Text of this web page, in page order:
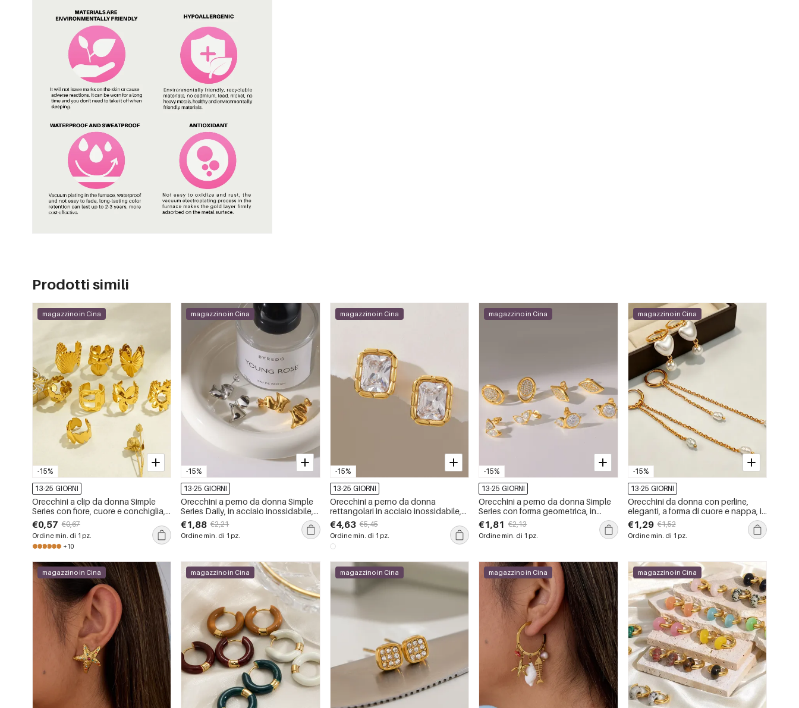
Prodotti simili
-15%
magazzino in Cina
13-25 GIORNI
Orecchini a clip da donna Simple
Series con fiore, cuore e conchiglia,
in acciaio inossidabile, impermeabili,
colore oro.
€0,57 €0,67
Ordine min. di 1 pz.
+10
-15%
magazzino in Cina
13-25 GIORNI
Orecchini a perno da donna Simple
Series Daily, in acciaio inossidabile,
impermeabili, color oro, con forma
geometrica.
€1,88 €2,21
Ordine min. di 1 pz.
-15%
magazzino in Cina
13-25 GIORNI
Orecchini a perno da donna
rettangolari in acciaio inossidabile,
impermeabili, color oro, con zirconi.
€4,63 €5,45
Ordine min. di 1 pz.
-15%
magazzino in Cina
13-25 GIORNI
Orecchini a perno da donna Simple
Series con forma geometrica, in
acciaio inossidabile, impermeabili,
color oro e strass.
€1,81 €2,13
Ordine min. di 1 pz.
-15%
magazzino in Cina
13-25 GIORNI
Orecchini da donna con perline,
eleganti, a forma di cuore e nappa, in
acciaio inossidabile impermeabile
color oro, serie Romantic Series.
€1,29 €1,52
Ordine min. di 1 pz.
magazzino in Cina magazzino in Cina magazzino in Cina magazzino in Cina magazzino in Cina